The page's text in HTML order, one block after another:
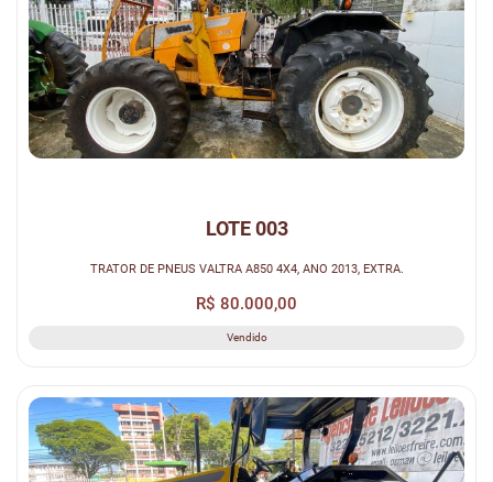
LOTE 003
TRATOR DE PNEUS VALTRA A850 4X4, ANO 2013, EXTRA.
R$ 80.000,00
Vendido